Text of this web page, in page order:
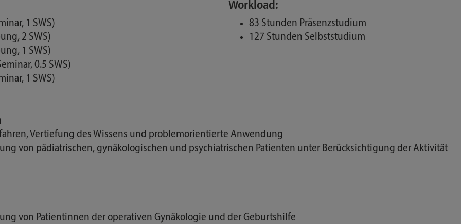
1 SWS)
2 SWS)
1 SWS)
0.5 SWS)
1 SWS)
Workload:
83 Stunden Präsenzstudium
127 Stunden Selbststudium
Vertiefung des Wissens und problemorientierte Anwendung
von pädiatrischen, gynäkologischen und psychiatrischen Patienten unter Berücksichtigung der Aktivität
von Patientinnen der operativen Gynäkologie und der Geburtshilfe